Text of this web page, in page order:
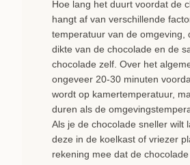
Hoe lang het duurt voordat de
hangt af van verschillende
temperatuur van de omgeving,
dikte van de chocolade en de
chocolade zelf. Over het
ongeveer 20-30 minuten
wordt op kamertemperatuur,
duren als de
Als je de chocolade sneller wilt
deze in de koelkast of vriezer
rekening mee dat de